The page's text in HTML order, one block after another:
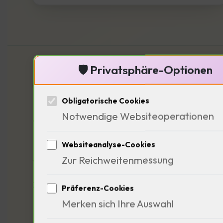
UNSERE THEMENFELDER
Was Anleger
Von ETF-Grundlagen bis zur
zwischen Einzelmeldung und
🛡️ Privatsphäre-Optionen
Obligatorische Cookies
Notwendige Websiteoperationen
Websiteanalyse-Cookies
Zur Reichweitenmessung
Präferenz-Cookies
Merken sich Ihre Auswahl